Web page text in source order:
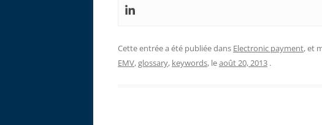
Cette entrée a été publiée dans Electronic payment, et
EMV,glossary, keywords, leaoût 20, 2013 .